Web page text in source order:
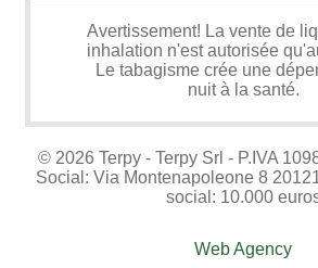
Avertissement! La vente de
inhalation n'est autorisée
Le tabagisme crée une
nuit à la santé.
© 2026 Terpy - Terpy Srl - P.IVA
Social: Via Montenapoleone 8
social: 10.000
Web Agency